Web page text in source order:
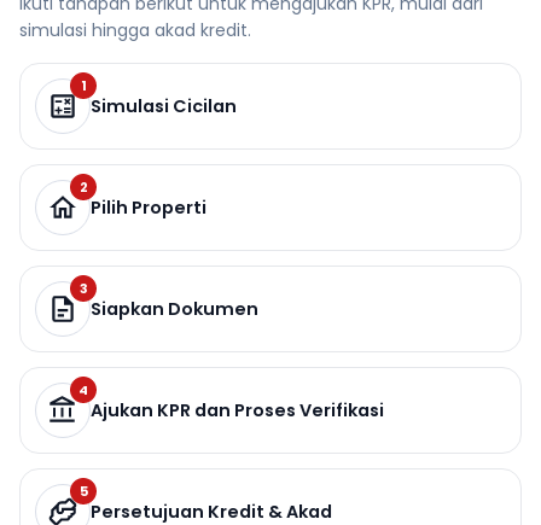
simulasi hingga akad kredit.
1
Simulasi Cicilan
2
Pilih Properti
3
Siapkan Dokumen
4
Ajukan KPR dan Proses Verifikasi
5
Persetujuan Kredit & Akad